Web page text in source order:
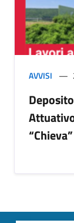
AVVISI
“Chieva”